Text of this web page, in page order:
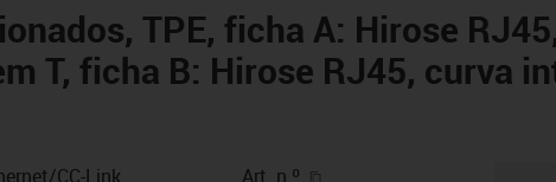
TPE, ficha A: Hirose
T, ficha B: Hirose RJ45, curva
CC-Link
Art. n.º